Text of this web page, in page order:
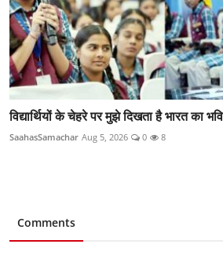
विद्यार्थियों के चेहरे पर मुझे दिखता है भारत का
SaahasSamachar Aug 5, 2026 0 8
Comments